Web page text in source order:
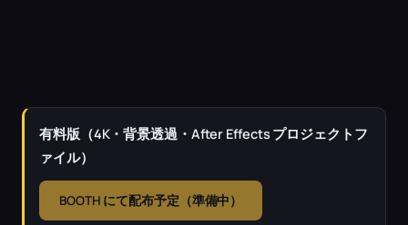
有料版（4K・背景透過・After Effects プロジェクトフ
ァイル）
BOOTH にて配布予定（準備中）